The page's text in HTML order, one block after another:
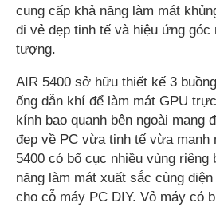
cung cấp khả năng làm mát
đi vẻ đẹp tinh tế và hiệu ứng góc
tượng.
AIR 5400 sở hữu thiết kế 3
ống dẫn khí để làm mát GPU
kính bao quanh bên ngoài mang
đẹp về PC vừa tinh tế vừa mạnh
5400 có bố cục nhiều vùng riêng
năng làm mát xuất sắc cùng
cho cỗ máy PC DIY. Vỏ máy có